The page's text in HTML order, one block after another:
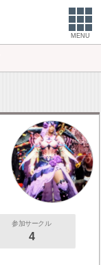
MENU
参加サークル
4